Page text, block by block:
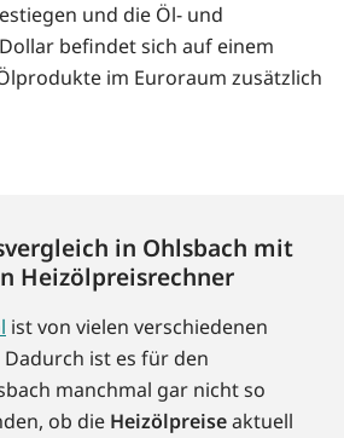
und die Öl- und
befindet sich auf einem
im Euroraum zusätzlich
in Ohlsbach mit
Heizölpreisrechner
ist von vielen verschiedenen
ist es für den
manchmal gar nicht so
ob die Heizölpreiseaktuell